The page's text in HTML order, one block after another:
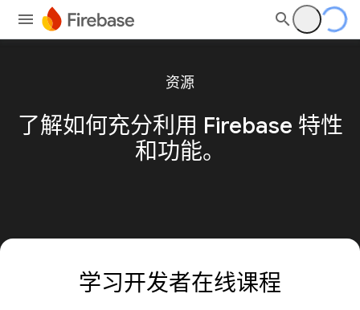
资源
了解如何充分利用 Firebase 特性
和功能。
学习开发者在线课程